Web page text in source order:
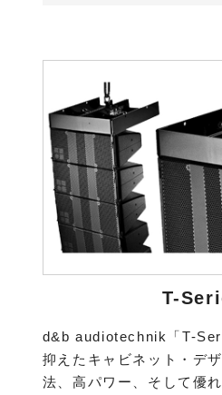
T-
d&b audiotechnik「T-
抑えたキャビネット・デ
法、高パワー、そして優